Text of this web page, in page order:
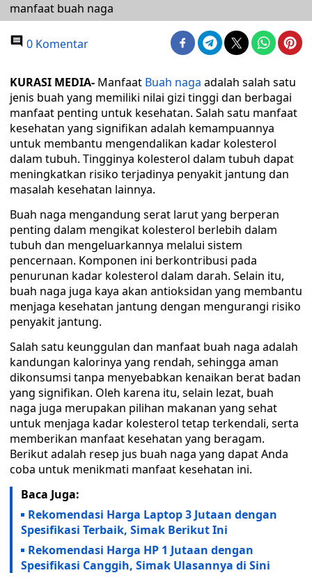
manfaat buah naga
0 Komentar
KURASI MEDIA- Manfaat Buah naga adalah salah satu
jenis buah yang memiliki nilai gizi tinggi dan berbagai
manfaat penting untuk kesehatan. Salah satu manfaat
kesehatan yang signifikan adalah kemampuannya
untuk membantu mengendalikan kadar kolesterol
dalam tubuh. Tingginya kolesterol dalam tubuh dapat
meningkatkan risiko terjadinya penyakit jantung dan
masalah kesehatan lainnya.
Buah naga mengandung serat larut yang berperan
penting dalam mengikat kolesterol berlebih dalam
tubuh dan mengeluarkannya melalui sistem
pencernaan. Komponen ini berkontribusi pada
penurunan kadar kolesterol dalam darah. Selain itu,
buah naga juga kaya akan antioksidan yang membantu
menjaga kesehatan jantung dengan mengurangi risiko
penyakit jantung.
Salah satu keunggulan dan manfaat buah naga adalah
kandungan kalorinya yang rendah, sehingga aman
dikonsumsi tanpa menyebabkan kenaikan berat badan
yang signifikan. Oleh karena itu, selain lezat, buah
naga juga merupakan pilihan makanan yang sehat
untuk menjaga kadar kolesterol tetap terkendali, serta
memberikan manfaat kesehatan yang beragam.
Berikut adalah resep jus buah naga yang dapat Anda
coba untuk menikmati manfaat kesehatan ini.
Baca Juga:
Rekomendasi Harga Laptop 3 Jutaan dengan
Spesifikasi Terbaik, Simak Berikut Ini
Rekomendasi Harga HP 1 Jutaan dengan
Spesifikasi Canggih, Simak Ulasannya di Sini